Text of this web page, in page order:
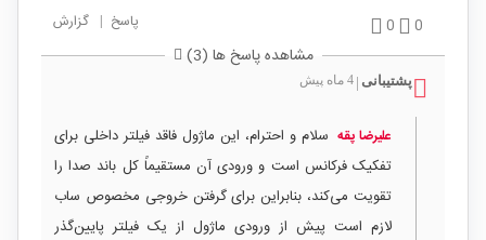
0
0 پاسخ | گزارش
مشاهده پاسخ ها (3)
پشتیبانی 4 ماه پیش
علیرضا پقه سلام و احترام، این ماژول فاقد فیلتر داخلی برای
تفکیک فرکانس است و ورودی آن مستقیماً کل باند صدا را
تقویت می‌کند، بنابراین برای گرفتن خروجی مخصوص ساب
لازم است پیش از ورودی ماژول از یک فیلتر پایین‌گذر